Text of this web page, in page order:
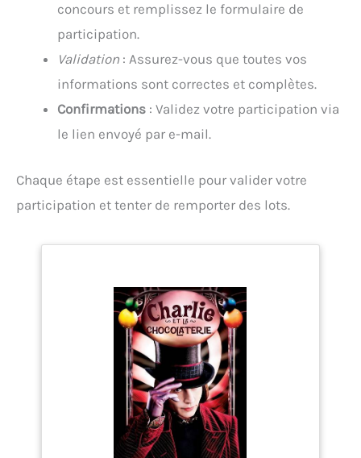
concours et remplissez le formulaire de
participation.
Validation : Assurez-vous que toutes vos
informations sont correctes et complètes.
Confirmations : Validez votre participation via
le lien envoyé par e-mail.
Chaque étape est essentielle pour valider votre
participation et tenter de remporter des lots.